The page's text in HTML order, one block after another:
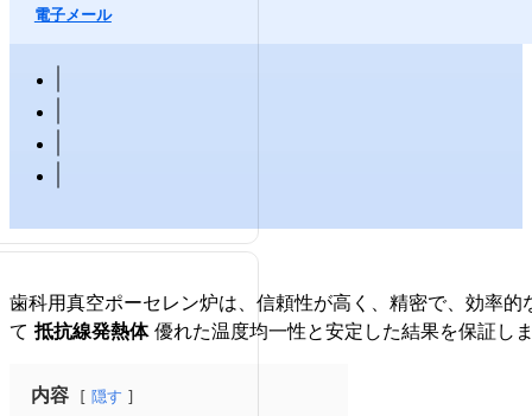
電子メール
歯科用真空ポーセレン炉は、信頼性が高く、精密で、効率
て 抵抗線発熱体優れた温度均一性と安定した結果を保証し
内容 隠す